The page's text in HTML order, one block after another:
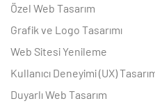
Özel Web Tasarım
Grafik ve Logo Tasarımı
Web Sitesi Yenileme
Kullanıcı Deneyimi (UX)
Duyarlı Web Tasarım